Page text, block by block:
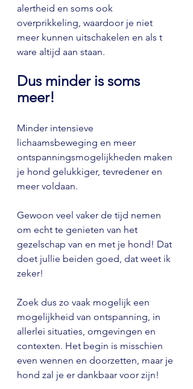
alertheid en soms ook
overprikkeling, waardoor je niet
meer kunnen uitschakelen en als t
ware altijd aan staan.
Dus minder is soms
meer!
Minder intensieve
lichaamsbeweging en meer
ontspanningsmogelijkheden maken
je hond gelukkiger, tevredener en
meer voldaan.
Gewoon veel vaker de tijd nemen
om echt te genieten van het
gezelschap van en met je hond! Dat
doet jullie beiden goed, dat weet ik
zeker!
Zoek dus zo vaak mogelijk een
mogelijkheid van ontspanning, in
allerlei situaties, omgevingen en
contexten. Het begin is misschien
even wennen en doorzetten, maar je
hond zal je er dankbaar voor zijn!